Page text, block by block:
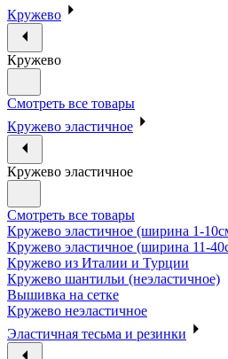
Кружево
Кружево
Смотреть все товары
Кружево эластичное
Кружево эластичное
Смотреть все товары
Кружево эластичное (ширина 1-
Кружево эластичное (ширина 11-
Кружево из Италии и Турции
Кружево шантильи (неэластичное)
Вышивка на сетке
Кружево неэластичное
Эластичная тесьма и резинки